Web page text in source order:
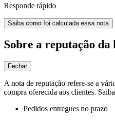
Responde rápido
Saiba como foi calculada essa nota
Sobre a reputação da
Fechar
A nota de reputação refere-se a
compra oferecida aos clientes.
Pedidos entregues no prazo